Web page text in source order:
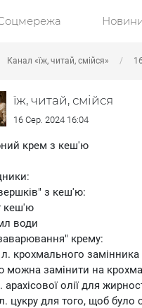
Канал «їж, читай, смійся»
їж, читай, смійся
16 Сер. 2024 16:04
крем з кеш'ю
з кеш'ю:
кеш'ю
води
крему:
л. крохмального
можна замінити на
арахісової олії для
цукру для того, щоб було